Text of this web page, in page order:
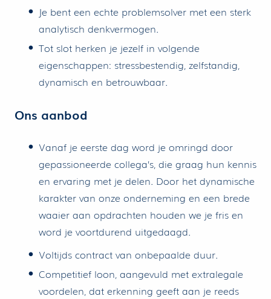
Je bent een echte problemsolver met een sterk
analytisch denkvermogen.
Tot slot herken je jezelf in volgende
eigenschappen: stressbestendig, zelfstandig,
dynamisch en betrouwbaar.
Ons aanbod
Vanaf je eerste dag word je omringd door
gepassioneerde collega’s, die graag hun kennis
en ervaring met je delen. Door het dynamische
karakter van onze onderneming en een brede
waaier aan opdrachten houden we je fris en
word je voortdurend uitgedaagd.
Voltijds contract van onbepaalde duur.
Competitief loon, aangevuld met extralegale
voordelen, dat erkenning geeft aan je reeds